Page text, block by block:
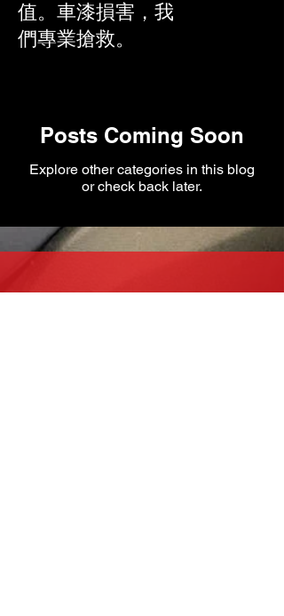
值。車漆損害，我
們專業搶救。
Posts Coming Soon
Explore other categories in this blog
or check back later.